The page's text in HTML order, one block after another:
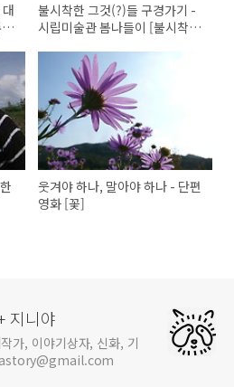
불시착한 그것(?)들 구경가기 -
시립미술관 봄나들이 [불시착,
웃겨야 하나, 말아야 하나 - 단편
영화 [꽃]
지니야
가, 이야기상자, 신화, 기